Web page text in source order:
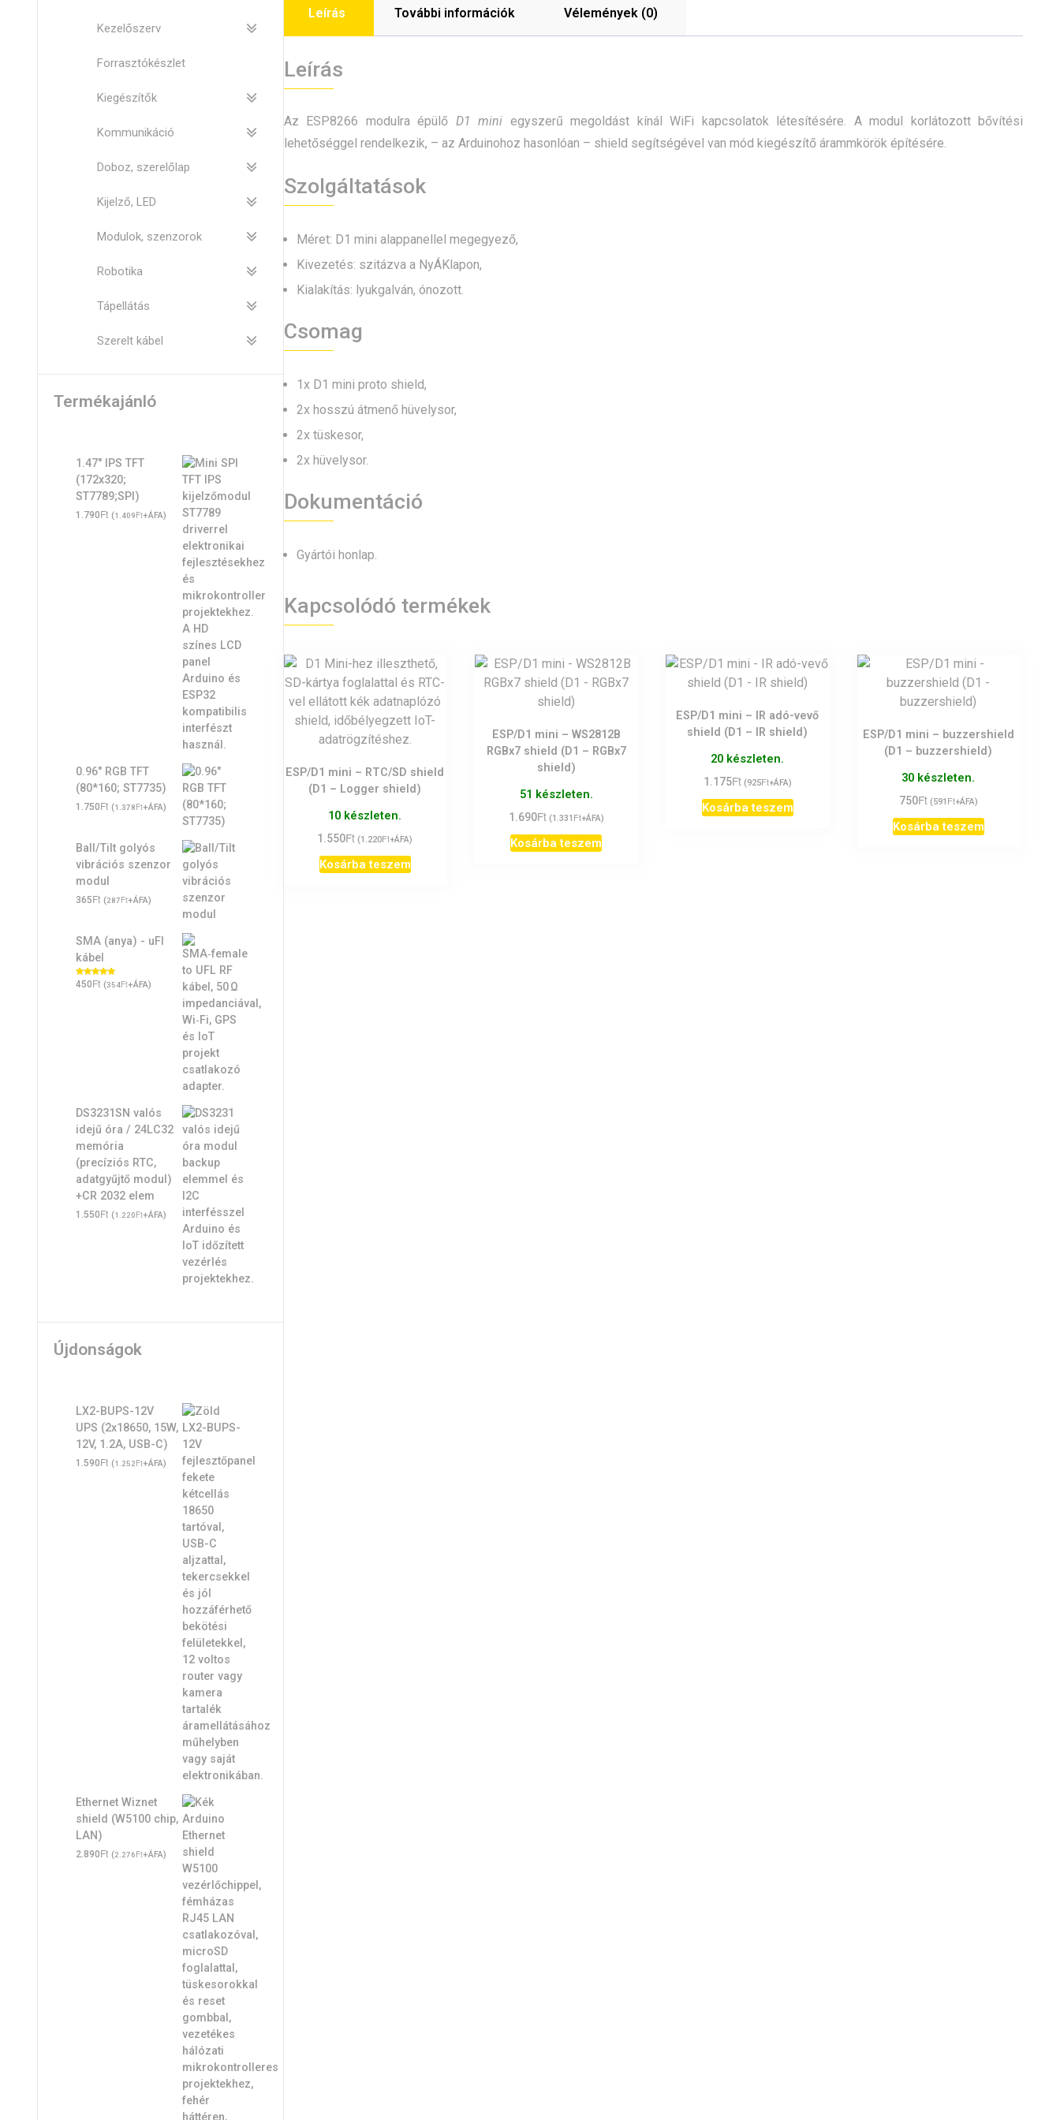
Leírás További információk Vélemények (0)
Leírás
Az ESP8266 modulra épülő D1 mini egyszerű megoldást kínál WiFi kapcsolatok létesítésére. A modul korlátozott bővítési
lehetőséggel rendelkezik, – az Arduinohoz hasonlóan – shield segítségével van mód kiegészítő árammkörök építésére.
Szolgáltatások
Méret: D1 mini alappanellel megegyező,
Kivezetés: szitázva a NyÁKlapon,
Kialakítás: lyukgalván, ónozott.
Csomag
1x D1 mini proto shield,
2x hosszú átmenő hüvelysor,
2x tüskesor,
2x hüvelysor.
Dokumentáció
Gyártói honlap.
Kapcsolódó termékek
ESP/D1 mini – RTC/SD shield
(D1 – Logger shield)
10 készleten.
1.550Ft (1.220Ft+ÁFA)
Kosárba teszem
ESP/D1 mini – WS2812B
RGBx7 shield (D1 – RGBx7
shield)
51 készleten.
1.690Ft (1.331 Ft+ÁFA)
Kosárba teszem
ESP/D1 mini – IR adó-vevő
shield (D1 – IR shield)
20 készleten.
1.175Ft (925Ft+ÁFA)
Kosárba teszem
ESP/D1 mini – buzzershield
(D1 – buzzershield)
30 készleten.
750Ft (591 Ft+ÁFA)
Kosárba teszem
Kezelőszerv
Forrasztókészlet
Kiegészítők
Kommunikáció
Doboz, szerelőlap
Kijelző, LED
Modulok, szenzorok
Robotika
Tápellátás
Szerelt kábel
Termékajánló
1.47" IPS TFT
(172x320;
ST7789;SPI)
1.790Ft (1.409Ft+ÁFA)
0.96" RGB TFT
(80*160; ST7735)
1.750Ft (1.378Ft+ÁFA)
Ball/Tilt golyós
vibrációs szenzor
modul
365Ft (287Ft+ÁFA)
SMA (anya) - uFl
kábel
Értékelés:
5.00/ 5
450Ft (354Ft+ÁFA)
DS3231SN valós
idejű óra / 24LC32
memória
(precíziós RTC,
adatgyűjtő modul)
+CR 2032 elem
1.550Ft (1.220Ft+ÁFA)
Újdonságok
LX2-BUPS-12V
UPS (2x18650, 15W,
12V, 1.2A, USB-C)
1.590Ft (1.252Ft+ÁFA)
Ethernet Wiznet
shield (W5100 chip,
LAN)
2.890Ft (2.276Ft+ÁFA)